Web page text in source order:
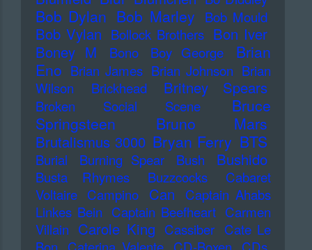
Bob Dylan Bob Marley Bob Mould
Bob Vylan Bollock Brothers Bon Iver
Boney M
Bono Boy George
Brian
Eno Brian James Brian Johnson Brian
Wilson
Brickhead Britney Spears
Broken Social Scene
Bruce
Springsteen
Bruno Mars
Brutalismus 3000 Bryan Ferry BTS
Burial Burning Spear Bush Bushido
Busta Rhymes Buzzcocks
Cabaret
Voltaire Campino Can
Captain Ahabs
Linkes Bein Captain Beefheart Carmen
Villain Carole King Cassiber Cate Le